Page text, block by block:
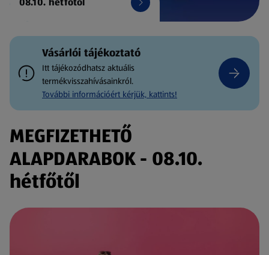
Vásárlói tájékoztató
Itt tájékozódhatsz aktuális
termékvisszahívásainkról.
További információért kérjük, kattints!
MEGFIZETHETŐ
ALAPDARABOK - 08.10.
hétfőtől